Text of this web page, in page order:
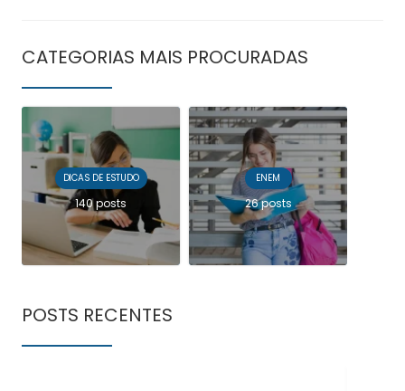
CATEGORIAS MAIS PROCURADAS
DICAS DE ESTUDO
140 posts
ENEM
26 posts
POSTS RECENTES